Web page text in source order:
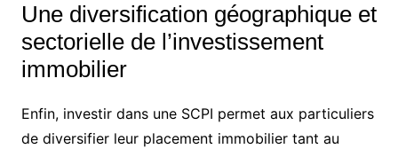
Une diversification géographique et
sectorielle de l’investissement
immobilier
Enfin, investir dans une SCPI permet aux particuliers
de diversifier leur placement immobilier tant au